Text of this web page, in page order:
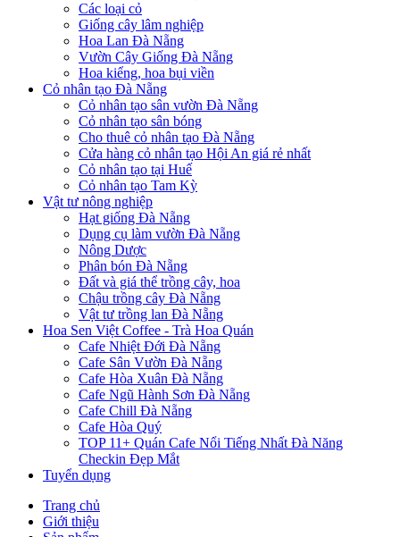
Các loại cỏ
Giống cây lâm nghiệp
Hoa Lan Đà Nẵng
Vườn Cây Giống Đà Nẵng
Hoa kiểng, hoa bụi viền
Cỏ nhân tạo Đà Nẵng
Cỏ nhân tạo sân vườn Đà Nẵng
Cỏ nhân tạo sân bóng
Cho thuê cỏ nhân tạo Đà Nẵng
Cửa hàng cỏ nhân tạo Hội An giá rẻ nhất
Cỏ nhân tạo tại Huế
Cỏ nhân tạo Tam Kỳ
Vật tư nông nghiệp
Hạt giống Đà Nẵng
Dụng cụ làm vườn Đà Nẵng
Nông Dược
Phân bón Đà Nẵng
Đất và giá thể trồng cây, hoa
Chậu trồng cây Đà Nẵng
Vật tư trồng lan Đà Nẵng
Hoa Sen Việt Coffee - Trà Hoa Quán
Cafe Nhiệt Đới Đà Nẵng
Cafe Sân Vườn Đà Nẵng
Cafe Hòa Xuân Đà Nẵng
Cafe Ngũ Hành Sơn Đà Nẵng
Cafe Chill Đà Nẵng
Cafe Hòa Quý
TOP 11+ Quán Cafe Nổi Tiếng Nhất Đà Năng
Checkin Đẹp Mắt
Tuyển dụng
Trang chủ
Giới thiệu